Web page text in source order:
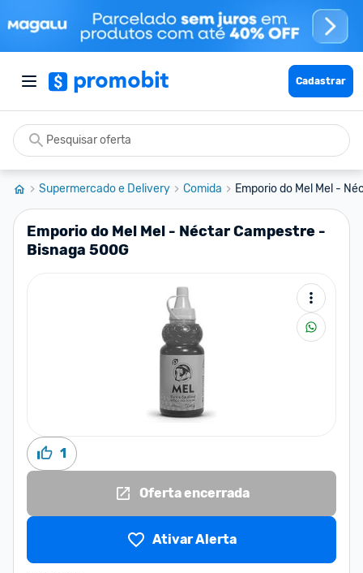
Cadastrar
Supermercado e Delivery Comida Emporio do Mel Mel -
Emporio do Mel Mel - Néctar Campestre -
Bisnaga 500G
1
Oferta encerrada
Ativar Alerta